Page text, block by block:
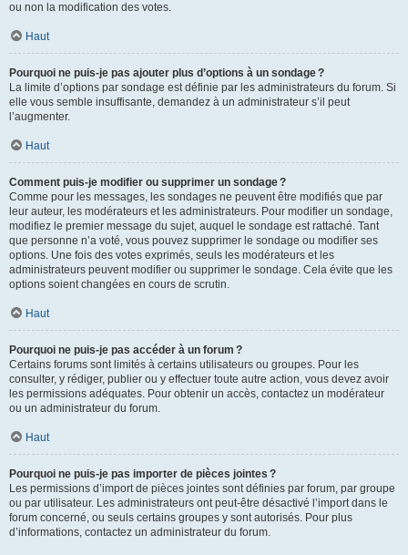
ou non la modification des votes.
Haut
Pourquoi ne puis-je pas ajouter plus d’options à un sondage ?
La limite d’options par sondage est définie par les administrateurs du forum. Si
elle vous semble insuffisante, demandez à un administrateur s’il peut
l’augmenter.
Haut
Comment puis-je modifier ou supprimer un sondage ?
Comme pour les messages, les sondages ne peuvent être modifiés que par
leur auteur, les modérateurs et les administrateurs. Pour modifier un sondage,
modifiez le premier message du sujet, auquel le sondage est rattaché. Tant
que personne n’a voté, vous pouvez supprimer le sondage ou modifier ses
options. Une fois des votes exprimés, seuls les modérateurs et les
administrateurs peuvent modifier ou supprimer le sondage. Cela évite que les
options soient changées en cours de scrutin.
Haut
Pourquoi ne puis-je pas accéder à un forum ?
Certains forums sont limités à certains utilisateurs ou groupes. Pour les
consulter, y rédiger, publier ou y effectuer toute autre action, vous devez avoir
les permissions adéquates. Pour obtenir un accès, contactez un modérateur
ou un administrateur du forum.
Haut
Pourquoi ne puis-je pas importer de pièces jointes ?
Les permissions d’import de pièces jointes sont définies par forum, par groupe
ou par utilisateur. Les administrateurs ont peut-être désactivé l’import dans le
forum concerné, ou seuls certains groupes y sont autorisés. Pour plus
d’informations, contactez un administrateur du forum.